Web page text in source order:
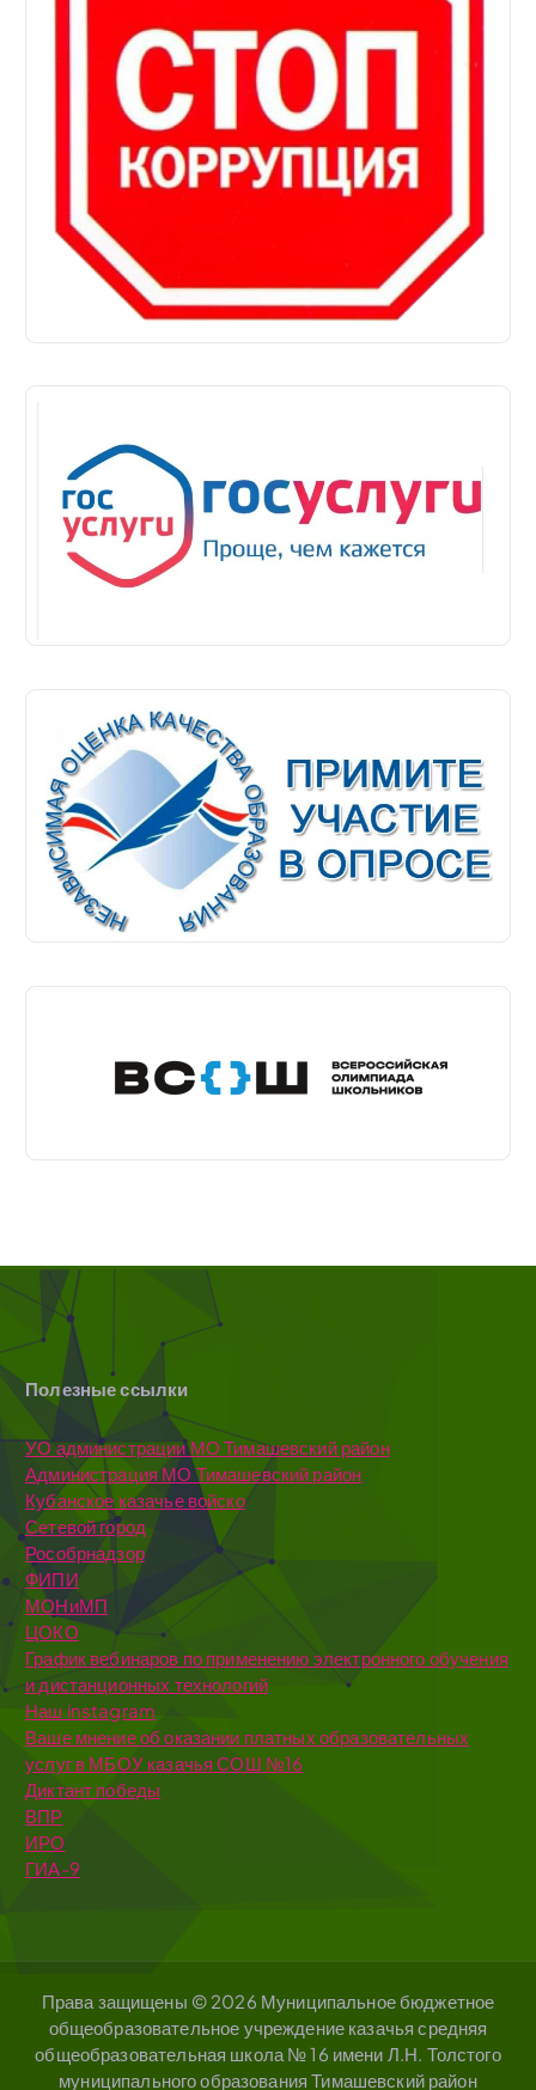
Полезные ссылки
УО администрации МО Тимашевский район
Администрация МО Тимашевский район
Кубанское казачье войско
Сетевой город
Рособрнадзор
ФИПИ
МОНиМП
ЦОКО
График вебинаров по применению электронного обучения
и дистанционных технологий
Наш instagram
Ваше мнение об оказании платных образовательных
услуг в МБОУ казачья СОШ №16
Диктант победы
ВПР
ИРО
ГИА-9
Права защищены © 2026 Муниципальное бюджетное
общеобразовательное учреждение казачья средняя
общеобразовательная школа № 16 имени Л.Н. Толстого
муниципального образования Тимашевский район